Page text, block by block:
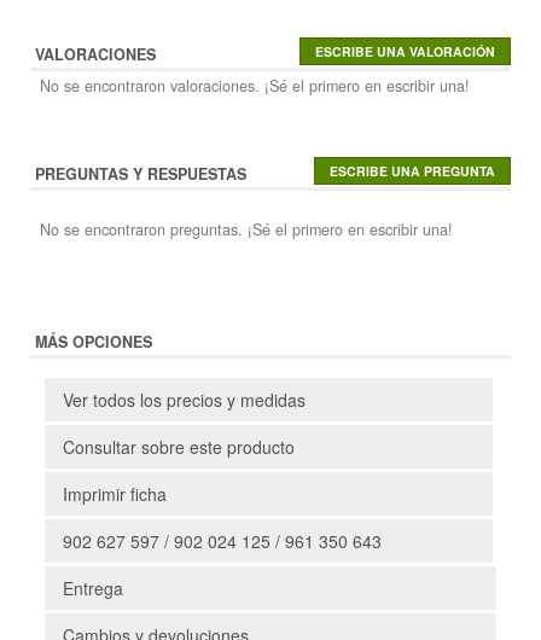
VALORACIONES
No se encontraron valoraciones. ¡Sé el primero en escribir una!
PREGUNTAS Y RESPUESTAS
No se encontraron preguntas. ¡Sé el primero en escribir una!
MÁS OPCIONES
Ver todos los precios y medidas
Consultar sobre este producto
Imprimir ficha
902 627 597 / 902 024 125 / 961 350 643
Entrega